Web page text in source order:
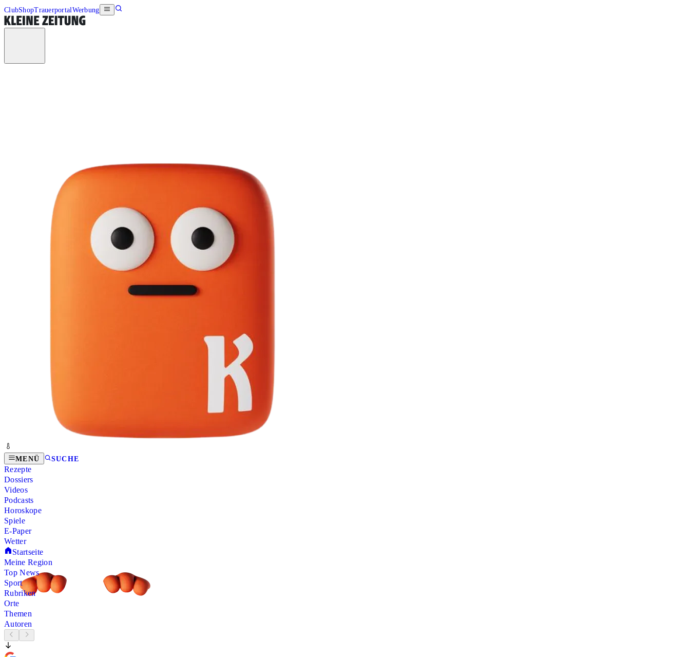
ClubShopTrauerportalWerbung
MENÜ SUCHE
Rezepte
Dossiers
Videos
Podcasts
Horoskope
Spiele
E-Paper
Wetter
Startseite
Meine Region
Top News
Sport
Rubriken
Orte
Themen
Autoren